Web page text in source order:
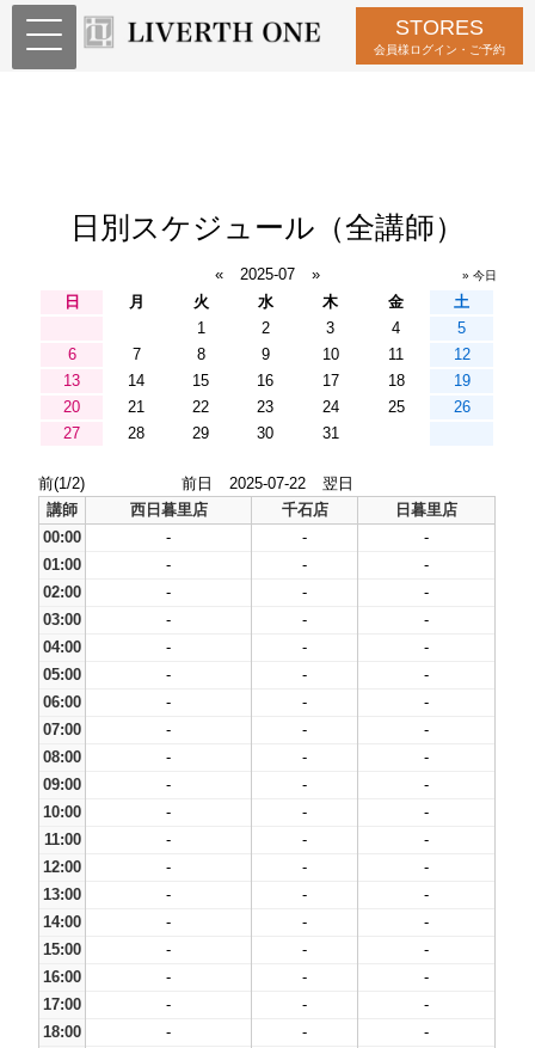
STORES
会員様ログイン・ご予約
日別スケジュール（全講師）
« 2025-07 » » 今日
日 月 火 水 木 金
土
1
2 3 4
5
6
7 8 9 10 11
12
13
14 15 16 17 18
19
20
21 22 23 24 25
26
27
28 29 30 31
前(1/2) 前日 2025-07-22
翌日
講師
西日暮里店 千石店
日暮里店
00:00
- -
-
01:00
- -
-
02:00
- -
-
03:00
- -
-
04:00
- -
-
05:00
- -
-
06:00
- -
-
07:00
- -
-
08:00
- -
-
09:00
- -
-
10:00
- -
-
11:00
- -
-
12:00
- -
-
13:00
- -
-
14:00
- -
-
15:00
- -
-
16:00
- -
-
17:00
- -
-
18:00
- -
-